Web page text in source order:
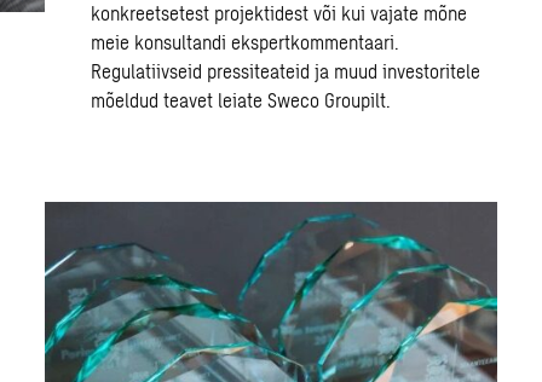
konkreetsetest projektidest või kui vajate mõne
meie konsultandi ekspertkommentaari.
Regulatiivseid pressiteateid ja muud investoritele
mõeldud teavet leiate Sweco Groupilt.